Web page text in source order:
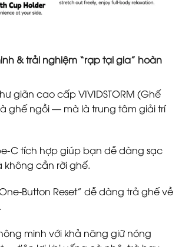
& trải nghiệm “rạp tại gia” hoàn
giãn cao cấp VIVIDSTORM (Ghế
ghế ngồi — mà là trung tâm giải trí
C tích hợp giúp bạn dễ dàng sạc
không cần rời ghế.
Button Reset” dễ dàng trả ghế về
minh với khả năng giữ nóng